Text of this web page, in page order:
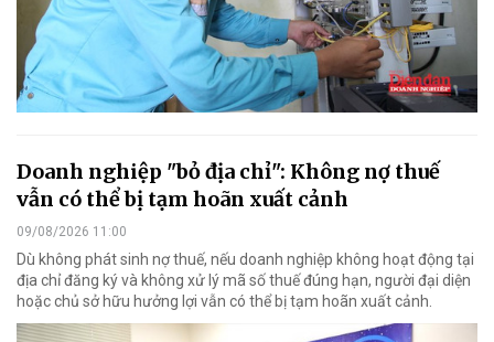
Doanh nghiệp "bỏ địa chỉ": Không nợ thuế
vẫn có thể bị tạm hoãn xuất cảnh
09/08/2026 11:00
Dù không phát sinh nợ thuế, nếu doanh nghiệp không hoạt động tại
địa chỉ đăng ký và không xử lý mã số thuế đúng hạn, người đại diện
hoặc chủ sở hữu hưởng lợi vẫn có thể bị tạm hoãn xuất cảnh.